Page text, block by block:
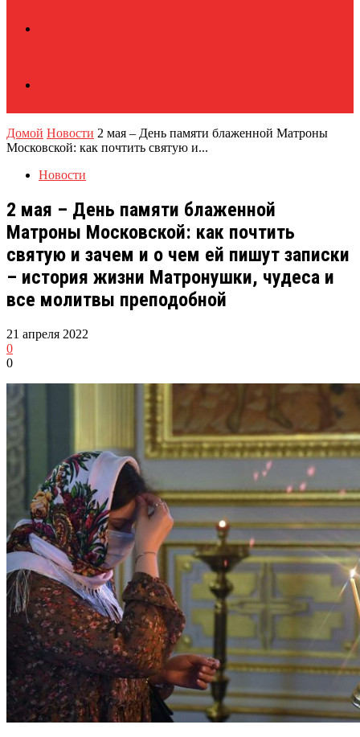
Домой Новости 2 мая – День памяти блаженной Матроны
Московской: как почтить святую и...
Новости
2 мая – День памяти блаженной
Матроны Московской: как почтить
святую и зачем и о чем ей пишут записки
– история жизни Матронушки, чудеса и
все молитвы преподобной
21 апреля 2022
0
0